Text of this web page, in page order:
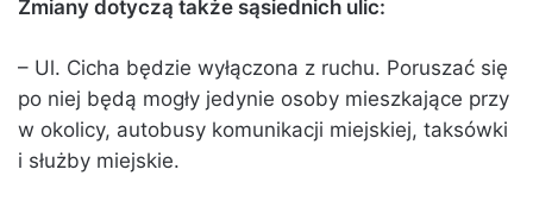
Zmiany dotyczą także sąsiednich ulic:
– Ul. Cicha będzie wyłączona z ruchu. Poruszać się
po niej będą mogły jedynie osoby mieszkające przy
w okolicy, autobusy komunikacji miejskiej, taksówki
i służby miejskie.